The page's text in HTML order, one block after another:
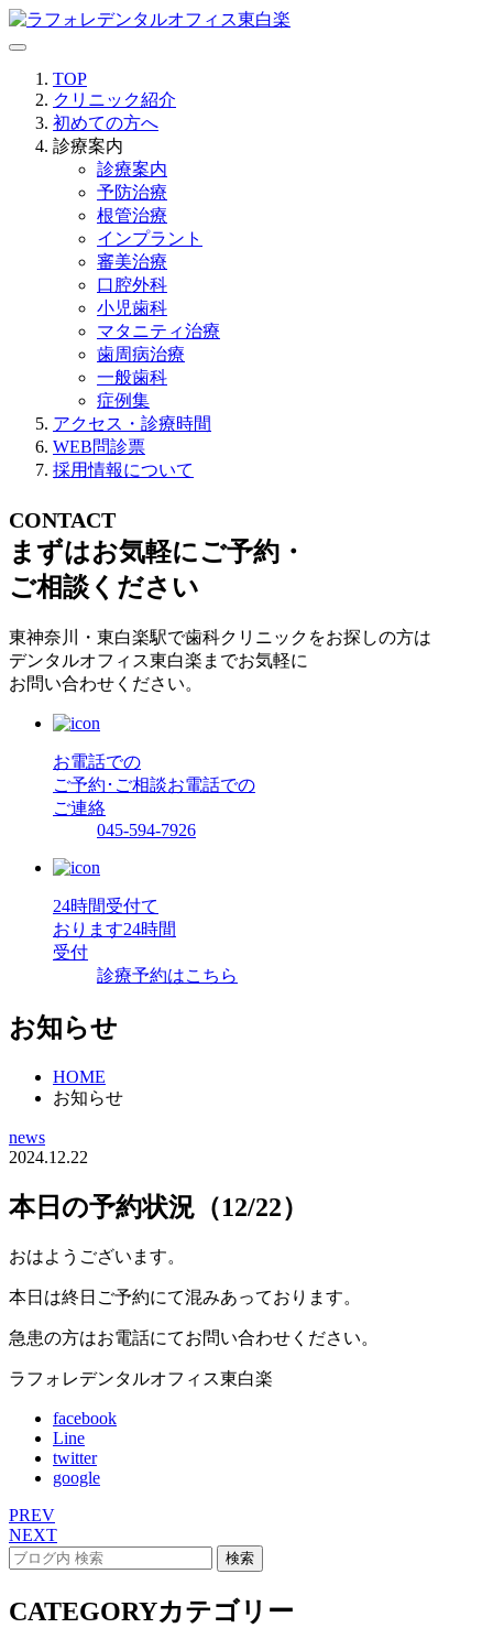
TOP
クリニック紹介
初めての方へ
診療案内
診療案内
予防治療
根管治療
インプラント
審美治療
口腔外科
小児歯科
マタニティ治療
歯周病治療
一般歯科
症例集
アクセス・診療時間
WEB問診票
採用情報について
CONTACT
まずはお気軽にご予約・
ご相談ください
東神奈川・東白楽駅で歯科クリニックをお探しの方は
デンタルオフィス東白楽までお気軽に
お問い合わせください。
お電話での
ご予約･ご相談お電話での
ご連絡
045-594-7926
24時間受付て
おります24時間
受付
診療予約はこちら
お知らせ
HOME
お知らせ
news
2024.12.22
本日の予約状況（12/22）
おはようございます。
本日は終日ご予約にて混みあっております。
急患の方はお電話にてお問い合わせください。
ラフォレデンタルオフィス東白楽
facebook
Line
twitter
google
PREV
NEXT
CATEGORYカテゴリー